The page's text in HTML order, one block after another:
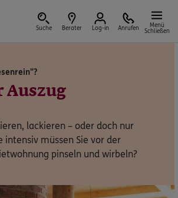
Suche Berater Log-in Anrufen
Menü
Schließen
der privaten Altersvorsorge
Auszug
lackieren – oder doch nur
intensiv müssen Sie vor der
pinseln und wirbeln?